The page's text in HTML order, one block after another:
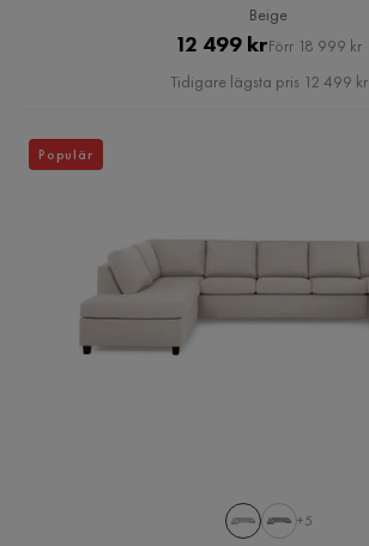
Beige
Pris
12 499 krOriginal
Pris
Förr 18 999 kr
Tidigare lägsta pris 12 499 kr
+5
Populär